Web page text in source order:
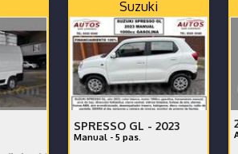
Suzuki
SPRESSO GL - 2023
Manual - 5 pas.